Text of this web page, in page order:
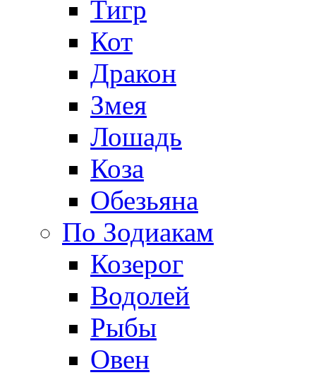
Тигр
Кот
Дракон
Змея
Лошадь
Коза
Обезьяна
По Зодиакам
Козерог
Водолей
Рыбы
Овен